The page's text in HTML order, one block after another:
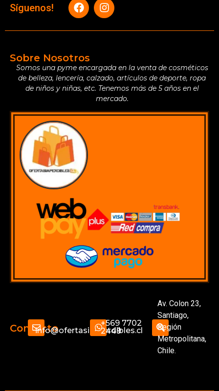
Síguenos!
Sobre Nosotros
Somos una pyme encargada en la venta de cosméticos
de belleza, lencería, calzado, artículos de deporte, ropa
de niños y niñas, etc. Tenemos más de 5 años en el
mercado.
Contactoinfo@ofertasimperdibles.cl
+569 7702
2449
Av. Colon 23,
Santiago,
Región
Metropolitana,
Chile.